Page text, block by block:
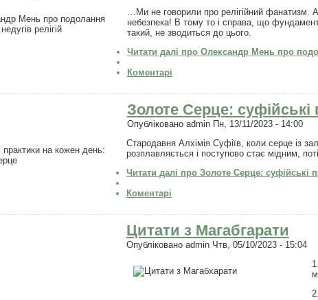
…Ми не говорили про релігійний
небезпека! В тому то і справа, що
такий, не зводиться до цього.
Читати далі про Олександр Мень про
Коментарі
Золоте Серце:
Опубліковано adminПн, 13/11/2023 - 14:00
Стародавня Алхімія Суфіїв, коли серце із
розплавляється і поступово стає мідним,
Читати далі про Золоте Серце: суфійські
Коментарі
Цитати з Магабгарати
Опубліковано adminЧтв, 05/10/2023 - 15:04